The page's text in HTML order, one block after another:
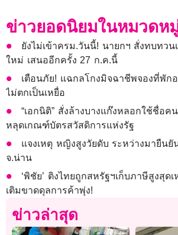
ข่าวยอดนิยมในหมวดห
ยังไม่เข้าครม.วันนี้! นายกฯ สั่งทบทว
ใหม่ เสนออีกครั้ง 27 ก.ค.นี้
เตือนภัย! แฉกลโกงมิจฉาชีพจองที่พัก
ไม่ตกเป็นเหยื่อ
“เอกนิติ” สั่งล้างบางแก๊งหลอกใช้ชื่อ
หลุดเกณฑ์บัตรสวัสดิการแห่งรัฐ
แจงเหตุ หญิงสูงวัยดับ ระหว่างมายืน
จ.น่าน
‘พิชัย’ ติงไทยถูกสหรัฐฯเก็บภาษีสูงสุด
เติมขาดดุลการค้าพุ่ง!
ข่าวล่าสุด